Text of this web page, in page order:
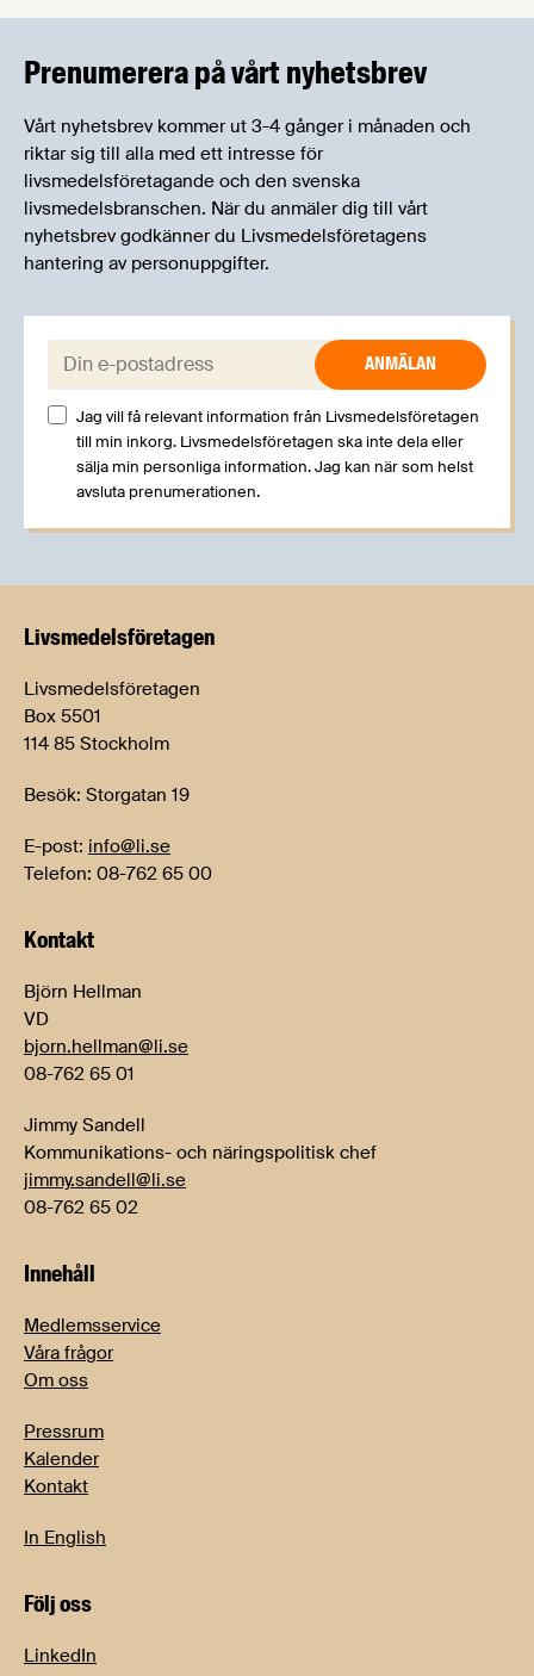
kan träffa branschkollegor och utbyta
Prenumerera på vårt nyhetsbrev
Vårt nyhetsbrev kommer ut 3-4 gånger i månaden och
riktar sig till alla med ett intresse för
livsmedelsföretagande och den svenska
livsmedelsbranschen. När du anmäler dig till vårt
nyhetsbrev godkänner du Livsmedelsföretagens
hantering av personuppgifter.
E-post:
Jag vill få relevant information från Livsmedelsföretagen
till min inkorg. Livsmedelsföretagen ska inte dela eller
sälja min personliga information. Jag kan när som helst
avsluta prenumerationen.
Livsmedels­företagen
Livsmedelsföretagen
Box 5501
114 85 Stockholm
Besök: Storgatan 19
E-post: info@li.se
Telefon: 08-762 65 00
Kontakt
Björn Hellman
VD
bjorn.hellman@li.se
08-762 65 01
Jimmy Sandell
Kommunikations- och näringspolitisk chef
jimmy.sandell@li.se
08-762 65 02
Innehåll
Medlemsservice
Våra frågor
Om oss
Pressrum
Kalender
Kontakt
In English
Följ oss
LinkedIn